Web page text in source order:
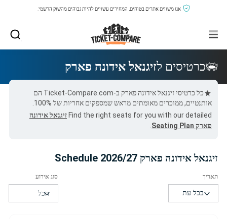
אנו משווים אתרים בטוחים, המחירים עשויים להיות גבוהים מהשוק הרשמי.
כרטיסים לזיגנאל אידונה פארק
כל כרטיסי זיגנאל אידונה פארק ב-Ticket-Compare.com הם
אותנטיים, ממוכרים מאומתים מראש שמספקים אחריות של 100%.
Find the right seats for you with our detailed זיגנאל אידונה
פארק Seating Plan
זיגנאל אידונה פארק 2026/27 Schedule